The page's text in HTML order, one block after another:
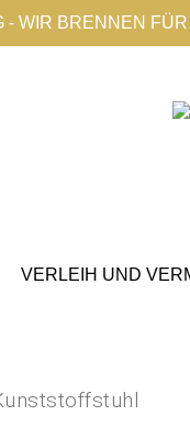
- WIR BRENNEN
VERLEIH UND